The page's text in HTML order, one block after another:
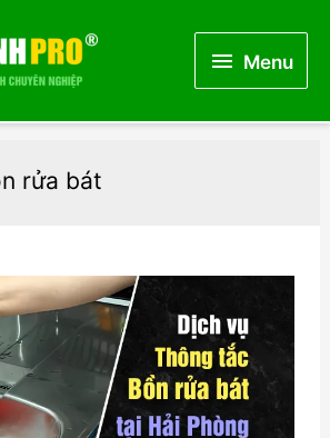
MenuMenu
rửa bát